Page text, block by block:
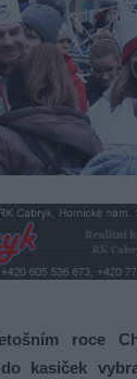
roce
kasiček